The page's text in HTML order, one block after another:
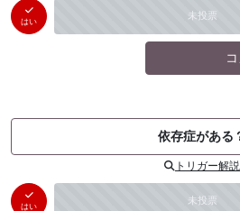
はい 未投票
依存症がある
トリガー解説
はい 未投票